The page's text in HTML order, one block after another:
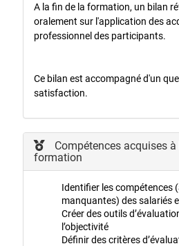
A la fin de la formation, un bilan
oralement sur l'application des
professionnel des participants.
Ce bilan est accompagné d'un
satisfaction.
Compétences acquises
formation
Identifier les compétences
manquantes) des salariés
Créer des outils
l’objectivité
Définir des critères